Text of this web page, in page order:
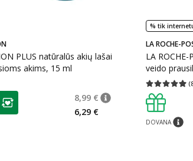
PLUS natūralūs akių lašai
akims, 15 ml
klubo narių nuolaida:
8,99 €
patarimas
Įprasta kaina: 8,99 €
6,29 €
% tik
LA ROCHE-
LA ROCHE-
veido
(
Vidutinis
DOVANApatarimas